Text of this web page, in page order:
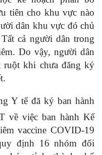
tiên cho khu vực nào
dân khu vực đó chủ
cả người dân trong
Do vậy, người dân
ruột khi chưa đăng ký
Y tế đã ký ban hành
về việc ban hành Kế
vaccine COVID-19
định 16 nhóm đối